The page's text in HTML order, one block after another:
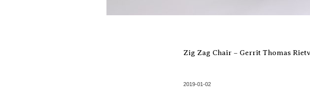
Zig Zag Chair – Gerrit Thomas
2019-01-02